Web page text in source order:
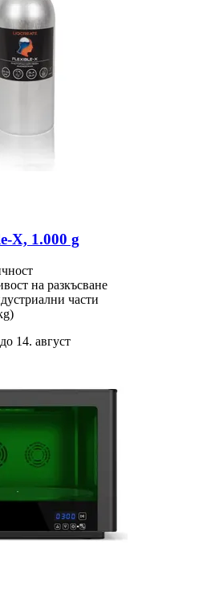
​X, 1.000 g
на разкъсване
части
14. август